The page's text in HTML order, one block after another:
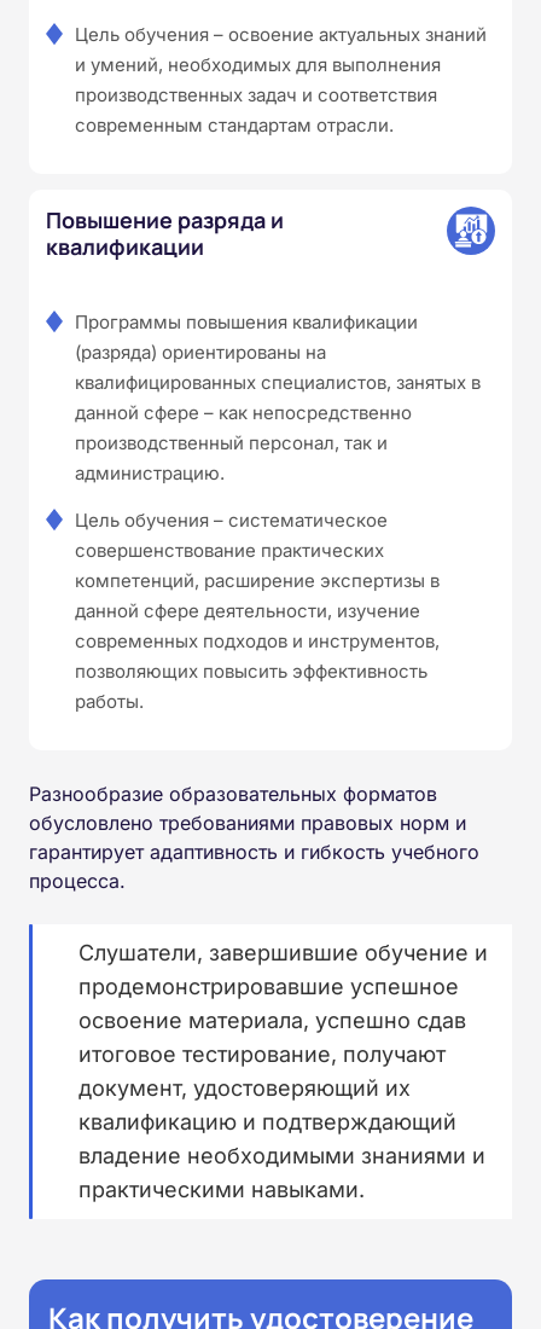
Цель обучения – освоение актуальных знаний
и умений, необходимых для выполнения
производственных задач и соответствия
современным стандартам отрасли.
Повышение разряда и
квалификации
Программы повышения квалификации
(разряда) ориентированы на
квалифицированных специалистов, занятых в
данной сфере – как непосредственно
производственный персонал, так и
администрацию.
Цель обучения – систематическое
совершенствование практических
компетенций, расширение экспертизы в
данной сфере деятельности, изучение
современных подходов и инструментов,
позволяющих повысить эффективность
работы.
Разнообразие образовательных форматов
обусловлено требованиями правовых норм и
гарантирует адаптивность и гибкость учебного
процесса.
Слушатели, завершившие обучение и
продемонстрировавшие успешное
освоение материала, успешно сдав
итоговое тестирование, получают
документ, удостоверяющий их
квалификацию и подтверждающий
владение необходимыми знаниями и
практическими навыками.
Как получить удостоверение